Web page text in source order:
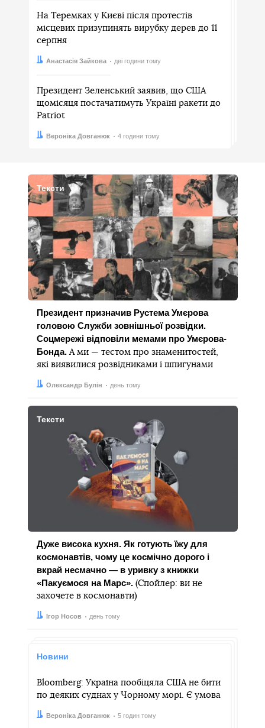
На Теремках у Києві після протестів
місцевих призупинять вирубку дерев до 11
серпня
Автор:Анастасія Зайкова
Дата: дві години тому
Президент Зеленський заявив, що США
щомісяця постачатимуть Україні ракети до
Patriot
Автор:
Вероніка Довганюк
Дата: 4 години тому
Тексти
Президент призначив Рустема Умєрова
головою Служби зовнішньої розвідки.
Соцмережі відповіли мемами про Умєрова-
Бонда.А ми — тестом про знаменитостей,
які виявилися розвідниками і шпигунами
Автор:
Олександр Булін
Дата: день тому
Тексти
Дуже висока кухня. Як готують їжу для
космонавтів, чому це космічно дорого і
вкрай несмачно — в уривку з книжки
«Пакуємося на Марс». (Спойлер: ви не
захочете в космонавти)
Автор:
Ігор Носов
Дата: день тому
Новини
Bloomberg: Україна пообіцяла США не бити
по деяких суднах у Чорному морі. Є умова
Автор:
Вероніка Довганюк
Дата: 5 годин тому